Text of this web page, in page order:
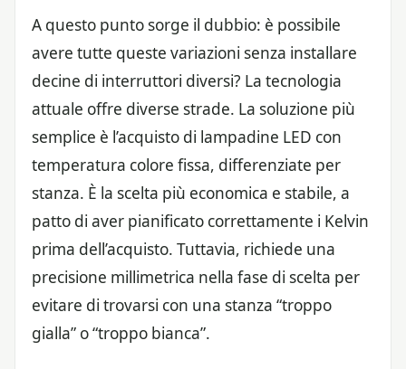
A questo punto sorge il dubbio: è possibile
avere tutte queste variazioni senza installare
decine di interruttori diversi? La tecnologia
attuale offre diverse strade. La soluzione più
semplice è l’acquisto di lampadine LED con
temperatura colore fissa, differenziate per
stanza. È la scelta più economica e stabile, a
patto di aver pianificato correttamente i Kelvin
prima dell’acquisto. Tuttavia, richiede una
precisione millimetrica nella fase di scelta per
evitare di trovarsi con una stanza “troppo
gialla” o “troppo bianca”.